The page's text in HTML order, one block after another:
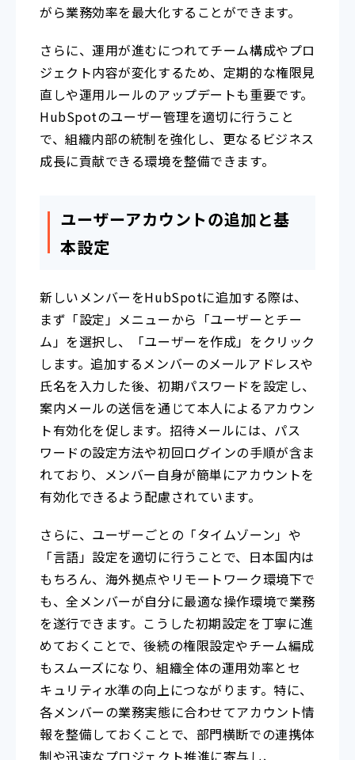
がら業務効率を最大化することができます。
さらに、運用が進むにつれてチーム構成やプロ
ジェクト内容が変化するため、定期的な権限見
直しや運用ルールのアップデートも重要です。
HubSpotのユーザー管理を適切に行うこと
で、組織内部の統制を強化し、更なるビジネス
成長に貢献できる環境を整備できます。
ユーザーアカウントの追加と基
本設定
新しいメンバーをHubSpotに追加する際は、
まず「設定」メニューから「ユーザーとチー
ム」を選択し、「ユーザーを作成」をクリック
します。追加するメンバーのメールアドレスや
氏名を入力した後、初期パスワードを設定し、
案内メールの送信を通じて本人によるアカウン
ト有効化を促します。招待メールには、パス
ワードの設定方法や初回ログインの手順が含ま
れており、メンバー自身が簡単にアカウントを
有効化できるよう配慮されています。
さらに、ユーザーごとの「タイムゾーン」や
「言語」設定を適切に行うことで、日本国内は
もちろん、海外拠点やリモートワーク環境下で
も、全メンバーが自分に最適な操作環境で業務
を遂行できます。こうした初期設定を丁寧に進
めておくことで、後続の権限設定やチーム編成
もスムーズになり、組織全体の運用効率とセ
キュリティ水準の向上につながります。特に、
各メンバーの業務実態に合わせてアカウント情
報を整備しておくことで、部門横断での連携体
制や迅速なプロジェクト推進に寄与し、